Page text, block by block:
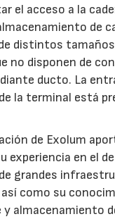
el acceso a la
de
distintos
no disponen de
ducto. La
la terminal está
de Exolum
experiencia en el
grandes
como su
almacenamiento